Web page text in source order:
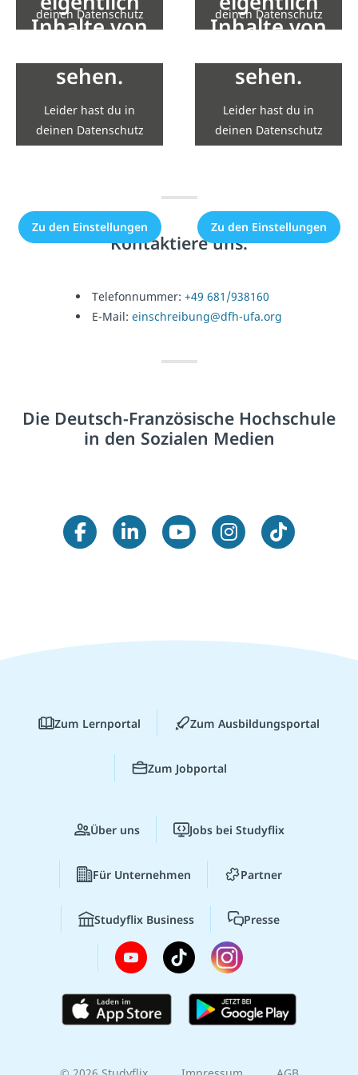
deinen Datenschutz
Einstellungen die
erlaubt.
Zu den Einstellungen
deinen Datenschutz
Einstellungen die
erlaubt.
Zu den Einstellungen
Inhalte von
sehen.
Leider hast du in
deinen Datenschutz
Einstellungen die
Zu den Einstellungen
Inhalte von
sehen.
Leider hast du in
deinen Datenschutz
Einstellungen die
Zu den Einstellungen
Kontaktiere uns:
Telefonnummer: +49 681/938160
E-Mail: einschreibung@dfh-ufa.org
Die Deutsch-Französische Hochschule
in den Sozialen Medien
Zum Lernportal Zum Ausbildungsportal
Zum Jobportal
Über uns Jobs bei Studyflix
Für Unternehmen Partner
Studyflix Business Presse